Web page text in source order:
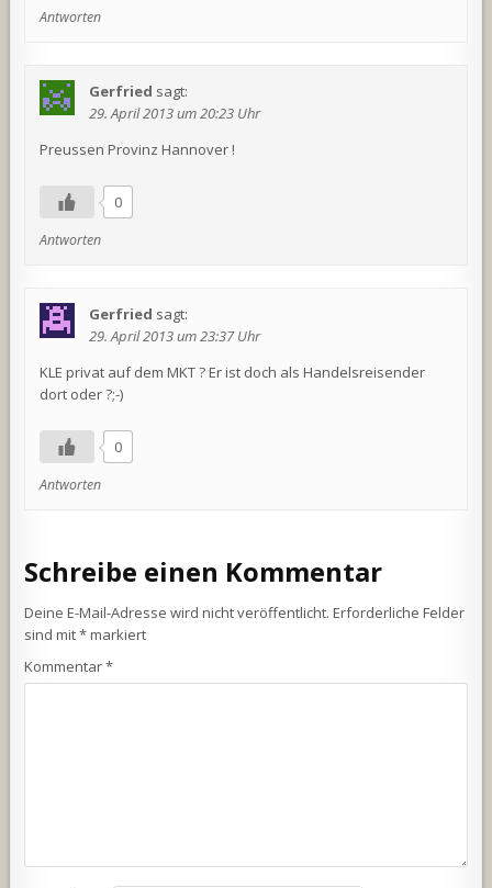
Antworten
Gerfried sagt:
29. April 2013 um 20:23 Uhr
Preussen Provinz Hannover !
0
Antworten
Gerfried sagt:
29. April 2013 um 23:37 Uhr
KLE privat auf dem MKT ? Er ist doch als Handelsreisender
dort oder ?;-)
0
Antworten
Schreibe einen Kommentar
Deine E-Mail-Adresse wird nicht veröffentlicht. Erforderliche Felder
sind mit*markiert
Kommentar*